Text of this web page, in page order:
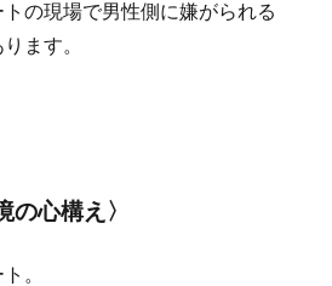
の現場で男性側に嫌がられる
ます。
の心構え〉
。